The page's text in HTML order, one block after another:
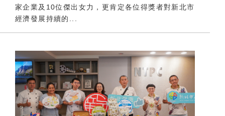
家企業及10位傑出女力，更肯定各位得獎者對新北市
經濟發展持續的...